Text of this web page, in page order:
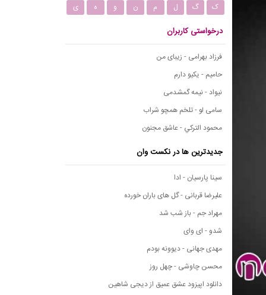
ک
گ ل م ن و ه ی
درخواستی کاربران
فرزاد بهرامی - زیبای من
حامیم - یکیو دارم
نیواد - نیمه گمشدمی
سامی لو - تلخم همچو شراب
محمود التركي - عاشق مجنون
جدیدترین ها در نکست وان
سینا پارسیان - ادا
علیرضا قربانی - گل های باران خورده
مهراد جم - باز شب شد
شدو - ای وای
مهدی جهانی - دیوونه بودم
محسن چاوشی - چهل روز
دانلود اپیزود عشق عمیق از دیجی شاهین